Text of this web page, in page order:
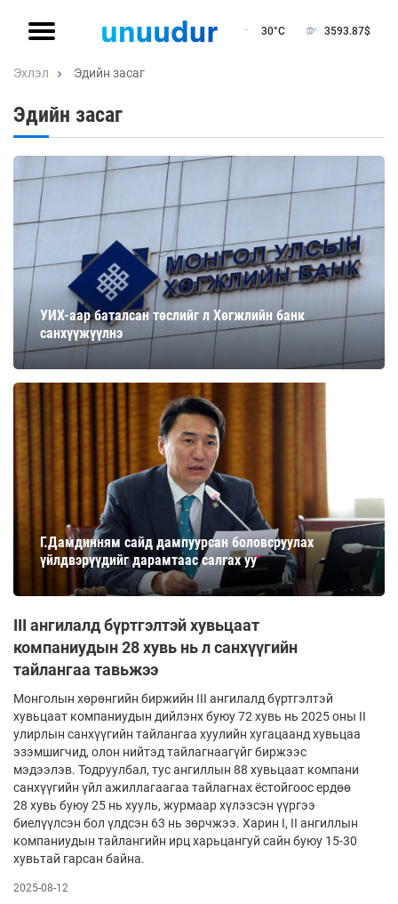
30°C 3593.87$
Эхлэл Эдийн засаг
Эдийн засаг
УИХ-аар баталсан төслийг л Хөгжлийн банк
санхүүжүүлнэ
Г.Дамдинням сайд дампуурсан боловсруулах
үйлдвэрүүдийг дарамтаас салгах уу
III ангилалд бүртгэлтэй хувьцаат
компаниудын 28 хувь нь л санхүүгийн
тайлангаа тавьжээ
Монголын хөрөнгийн биржийн III ангилалд бүртгэлтэй
хувьцаат компаниудын дийлэнх буюу 72 хувь нь 2025 оны II
улирлын санхүүгийн тайлангаа хуулийн хугацаанд хувьцаа
эзэмшигчид, олон нийтэд тайлагнаагүйг биржээс
мэдээлэв. Тодруулбал, тус ангиллын 88 хувьцаат компани
санхүүгийн үйл ажиллагаагаа тайлагнах ёстойгоос ердөө
28 хувь буюу 25 нь хууль, журмаар хүлээсэн үүргээ
биелүүлсэн бол үлдсэн 63 нь зөрчжээ. Харин I, II ангиллын
компаниудын тайлангийн ирц харьцангуй сайн буюу 15-30
хувьтай гарсан байна.
2025-08-12